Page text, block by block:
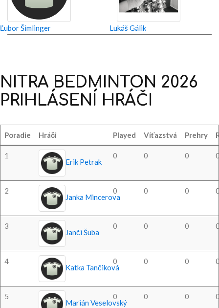
Ľubor Šimlinger Lukáš Gálik
NITRA BEDMINTON 2026
PRIHLÁSENÍ HRÁČI
Poradie Hráči Played Víťazstvá Prehry
1
Erik Petrak
0 0 0
2
Janka Mincerova
0 0 0
3
Janči Šuba
0 0 0
4
Katka Tančiková
0 0 0
5
Marián Veselovský
0 0 0